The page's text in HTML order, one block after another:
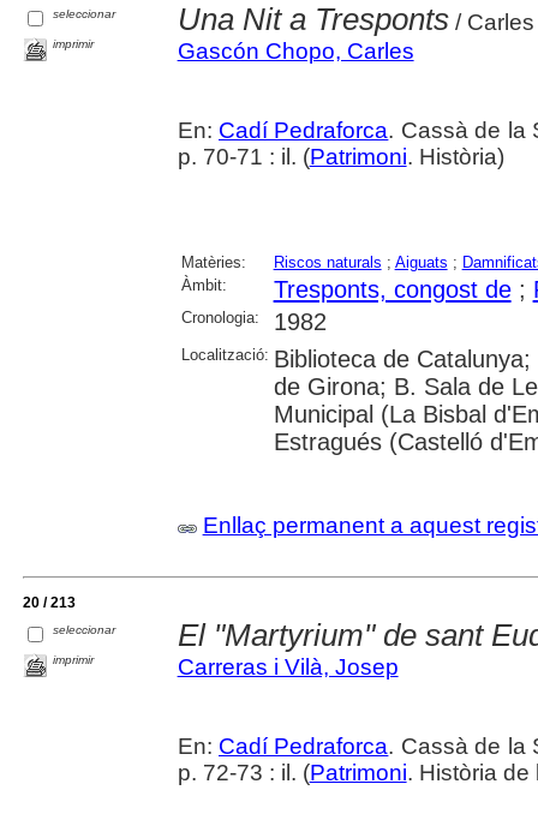
seleccionar
imprimir
Una Nit a Tresponts/ Carles
Gascón Chopo, Carles
En: Cadí Pedraforca. Cassà de la
p. 70-71 : il. (Patrimoni. Història)
Matèries: Riscos naturals ; Aiguats ;
Àmbit:
Tresponts, congost de;
Cronologia: 1982
Localització: Biblioteca de
de Girona; B. Sala de
Municipal (La Bisbal
Estragués (Castelló
Enllaç permanent a aquest
20 / 213
seleccionar
imprimir
El "Martyrium" de sant
Carreras i Vilà, Josep
En: Cadí Pedraforca. Cassà de la
p. 72-73 : il. (Patrimoni. Història